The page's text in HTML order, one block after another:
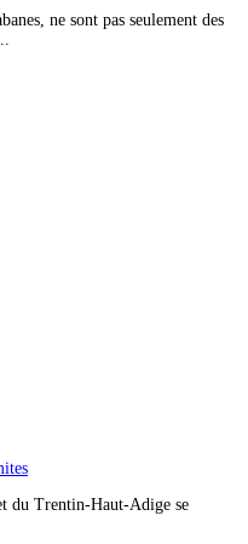
ne sont pas seulement des
du Trentin-Haut-Adige se